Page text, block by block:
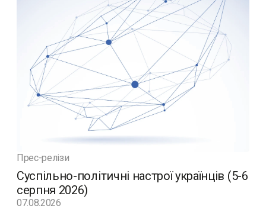
Прес-релізи
Суспільно-політичні настрої українців (5-6
серпня 2026)
07.08.2026